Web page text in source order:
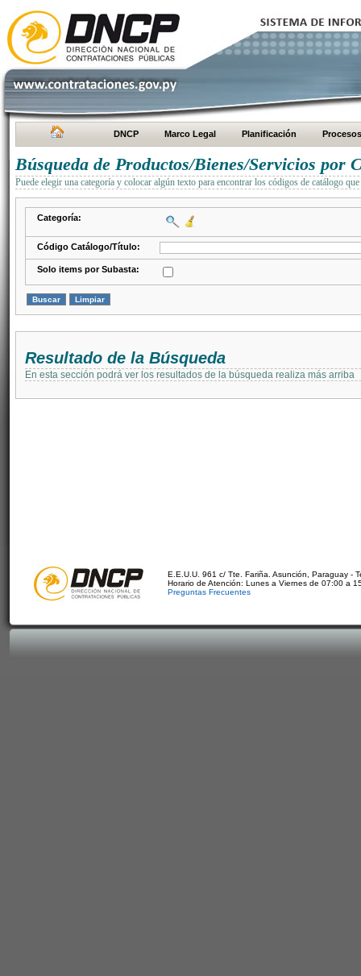
DNCP Marco Legal Planificación Procesos
Búsqueda de Productos/Bienes/Servicios por
Puede elegir una categoría y colocar algún texto para encontrar los códigos de catálogo
Categoría:
Código Catálogo/Título:
Solo items por Subasta:
Resultado de la Búsqueda
En esta sección podrá ver los resultados de la búsqueda realiza más arriba
E.E.U.U. 961 c/ Tte. Fariña. Asunción, Paraguay -
Horario de Atención: Lunes a Viernes de 07:00 a
Preguntas Frecuentes